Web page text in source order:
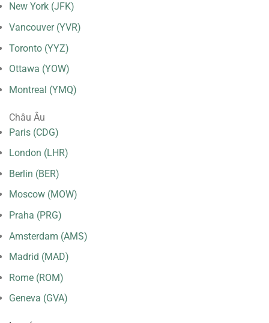
New York (JFK)
Vancouver (YVR)
Toronto (YYZ)
Ottawa (YOW)
Montreal (YMQ)
Châu Âu
Paris (CDG)
London (LHR)
Berlin (BER)
Moscow (MOW)
Praha (PRG)
Amsterdam (AMS)
Madrid (MAD)
Rome (ROM)
Geneva (GVA)